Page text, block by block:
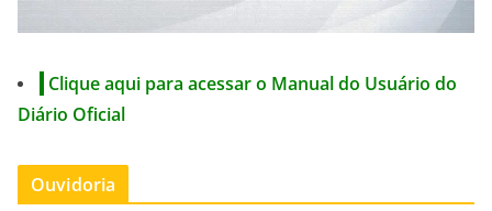
Clique aqui para acessar o Manual do Usuário do
Diário Oficial
Ouvidoria